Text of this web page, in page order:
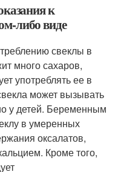
к
либо виде
свеклы в
много сахаров,
употреблять ее в
может вызывать
у детей. Беременным
в умеренных
оксалатов,
Кроме того,